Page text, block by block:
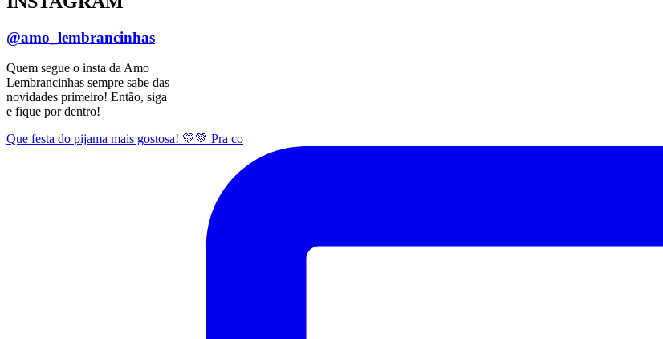
@amo_lembrancinhas
Quem segue o insta da Amo
Lembrancinhas sempre sabe das
novidades primeiro! Então, siga
e fique por dentro!
Que festa do pijama mais gostosa! 💛💚 Pra co